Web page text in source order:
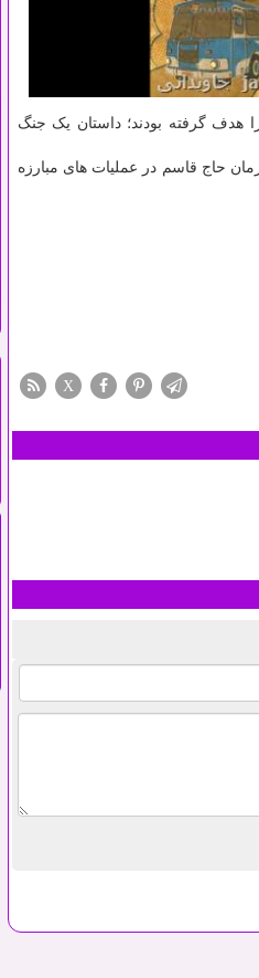
هدف گرفته بودند؛ داستان یک جنگ
حاج قاسم در عملیات های مبارزه
X